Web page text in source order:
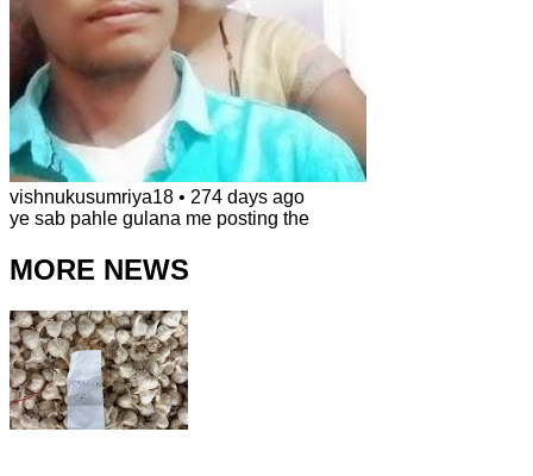
vishnukusumriya18 • 274 days ago
ye sab pahle gulana me posting the
MORE NEWS